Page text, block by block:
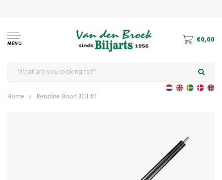
MENU €0,00
Home Renzline Bison 3CII #1